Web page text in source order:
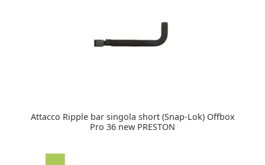
Attacco Ripple bar singola short (Snap-Lok) Offbox
Pro 36 new PRESTON